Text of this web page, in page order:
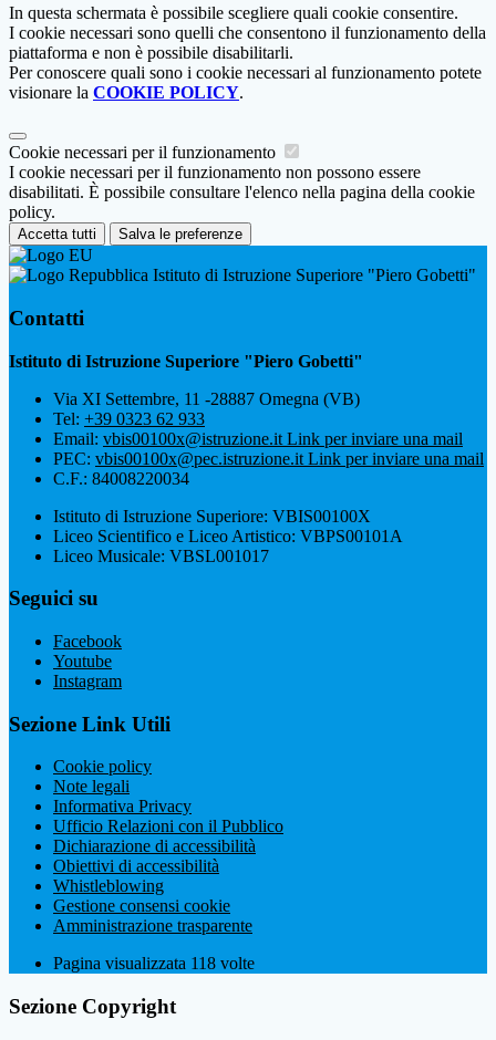
In questa schermata è possibile scegliere quali cookie consentire.
I cookie necessari sono quelli che consentono il funzionamento della
piattaforma e non è possibile disabilitarli.
Per conoscere quali sono i cookie necessari al funzionamento potete
visionare la COOKIE POLICY.
Cookie necessari per il funzionamento
I cookie necessari per il funzionamento non possono essere
disabilitati. È possibile consultare l'elenco nella pagina della cookie
policy.
Accetta tutti Salva le preferenze
Istituto di Istruzione Superiore "Piero Gobetti"
Contatti
Istituto di Istruzione Superiore "Piero Gobetti"
Via XI Settembre, 11 -28887 Omegna (VB)
Tel: +39 0323 62 933
Email: vbis00100x@istruzione.it Link per inviare una mail
PEC: vbis00100x@pec.istruzione.it Link per inviare una mail
C.F.: 84008220034
Istituto di Istruzione Superiore: VBIS00100X
Liceo Scientifico e Liceo Artistico: VBPS00101A
Liceo Musicale: VBSL001017
Seguici su
Facebook
Youtube
Instagram
Sezione Link Utili
Cookie policy
Note legali
Informativa Privacy
Ufficio Relazioni con il Pubblico
Dichiarazione di accessibilità
Obiettivi di accessibilità
Whistleblowing
Gestione consensi cookie
Amministrazione trasparente
Pagina visualizzata 118 volte
Sezione Copyright